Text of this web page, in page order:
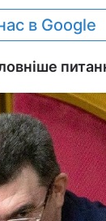
в Google